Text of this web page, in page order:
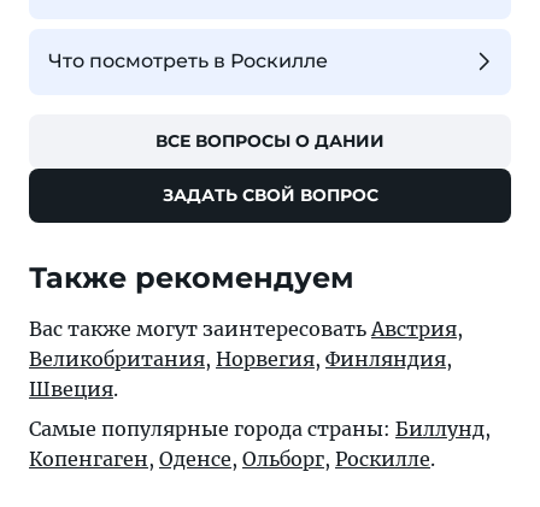
Что посмотреть в Роскилле
ВСЕ ВОПРОСЫ О ДАНИИ
ЗАДАТЬ СВОЙ ВОПРОС
Также рекомендуем
Вас также могут заинтересовать Австрия,
Великобритания, Норвегия, Финляндия,
Швеция.
Самые популярные города страны: Биллунд,
Копенгаген, Оденсе, Ольборг, Роскилле.